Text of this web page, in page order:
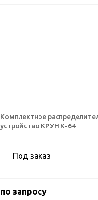
Комплектное
устройство КРУН К-64
Под заказ
по запросу